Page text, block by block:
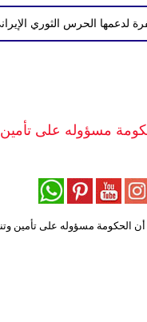
الحرس الثوري الإيراني
مسؤوله على تأمين